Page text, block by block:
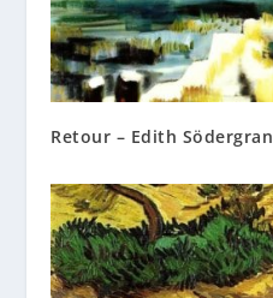
Retour – Edith Södergran